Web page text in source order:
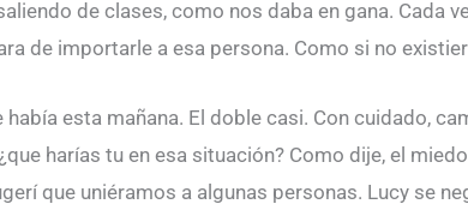
de clases, como nos daba en gana. Cada
de importarle a esa persona. Como si no
esta mañana. El doble casi. Con cuidado,
harías tu en esa situación? Como dije, el
que uniéramos a algunas personas. Lucy se